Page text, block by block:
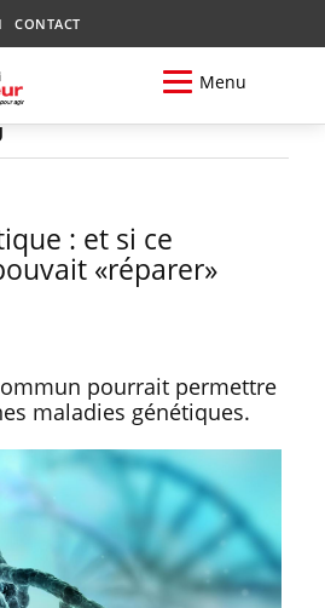
CONTACT
Menu
: et si ce
«réparer»
pourrait permettre
maladies génétiques.